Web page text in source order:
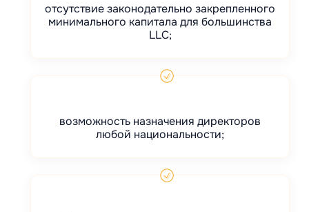
отсутствие законодательно закрепленного
минимального капитала для большинства
LLC;
возможность назначения директоров
любой национальности;